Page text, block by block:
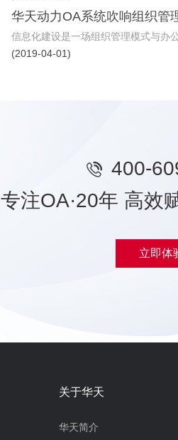
华天动力OA系统吹响组织管
信息化建设是一场组织管理模式与办
(2019-04-01)
400-
专注OA·20年 高效
立即体
关于华天
华天简介